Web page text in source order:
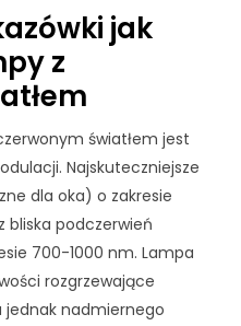
jak
z
światłem jest
Najskuteczniejsze
dla oka) o zakresie
bliska podczerwień
700-1000 nm. Lampa
rozgrzewające
jednak nadmiernego